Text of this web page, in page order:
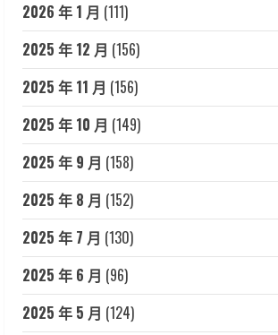
2026 年 1 月 (111)
2025 年 12 月 (156)
2025 年 11 月 (156)
2025 年 10 月 (149)
2025 年 9 月 (158)
2025 年 8 月 (152)
2025 年 7 月 (130)
2025 年 6 月 (96)
2025 年 5 月 (124)